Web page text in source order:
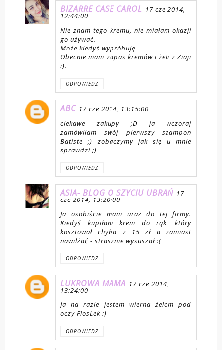
BIZARRE CASE CAROL 17 cze 2014,
12:44:00
Nie znam tego kremu, nie miałam okazji
go używać.
Może kiedyś wypróbuję.
Obecnie mam zapas kremów i żeli z Ziaji
:).
ODPOWIEDZ
ABC 17 cze 2014, 13:15:00
ciekawe zakupy ;D ja wczoraj
zamówiłam swój pierwszy szampon
Batiste ;) zobaczymy jak się u mnie
sprawdzi ;)
ODPOWIEDZ
ASIA- BLOG O SZYCIU UBRAŃ 17
cze 2014, 13:20:00
Ja osobiście mam uraz do tej firmy.
Kiedyś kupiłam krem do rąk, który
kosztował chyba z 15 zł a zamiast
nawilżać - strasznie wysuszał :(
ODPOWIEDZ
LUKROWA MAMA 17 cze 2014,
13:24:00
Ja na razie jestem wierna żelom pod
oczy FlosLek :)
ODPOWIEDZ